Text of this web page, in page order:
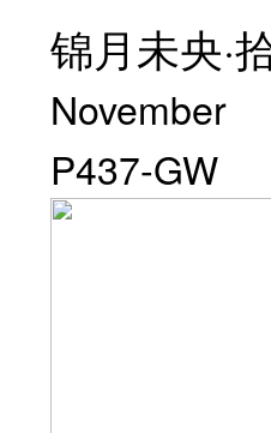
锦月未央·
November
P437-GW